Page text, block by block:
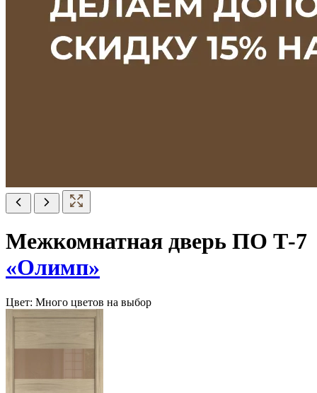
Межкомнатная дверь ПО Т-7
«Олимп»
Цвет: Много цветов на выбор